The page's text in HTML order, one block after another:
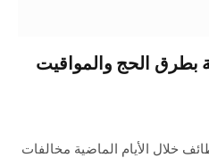
بطرق الحج والمواقيت
خلال الأيام الماضية مخالفات